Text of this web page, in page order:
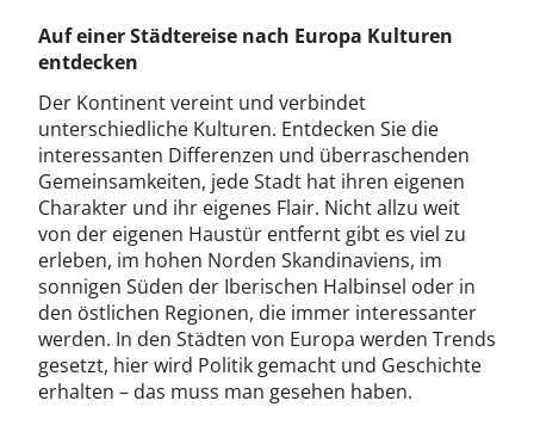
Auf einer Städtereise nach Europa Kulturen
entdecken
Der Kontinent vereint und verbindet
unterschiedliche Kulturen. Entdecken Sie die
interessanten Differenzen und überraschenden
Gemeinsamkeiten, jede Stadt hat ihren eigenen
Charakter und ihr eigenes Flair. Nicht allzu weit
von der eigenen Haustür entfernt gibt es viel zu
erleben, im hohen Norden Skandinaviens, im
sonnigen Süden der Iberischen Halbinsel oder in
den östlichen Regionen, die immer interessanter
werden. In den Städten von Europa werden Trends
gesetzt, hier wird Politik gemacht und Geschichte
erhalten – das muss man gesehen haben.